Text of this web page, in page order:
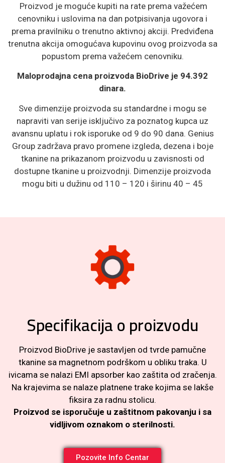
Proizvod je moguće kupiti na rate prema važećem
cenovniku i uslovima na dan potpisivanja ugovora i
prema pravilniku o trenutno aktivnoj akciji. Predviđena
trenutna akcija omogućava kupovinu ovog proizvoda sa
popustom prema važećem cenovniku.
Maloprodajna cena proizvoda BioDrive je 94.392
dinara.
Sve dimenzije proizvoda su standardne i mogu se
napraviti van serije isključivo za poznatog kupca uz
avansnu uplatu i rok isporuke od 9 do 90 dana. Genius
Group zadržava pravo promene izgleda, dezena i boje
tkanine na prikazanom proizvodu u zavisnosti od
dostupne tkanine u proizvodnji. Dimenzije proizvoda
mogu biti u dužinu od 110 – 120 i širinu 40 – 45
Specifikacija o proizvodu
Proizvod BioDrive je sastavljen od tvrde pamučne
tkanine sa magnetnom podrškom u obliku traka. U
ivicama se nalazi EMI apsorber kao zaštita od zračenja.
Na krajevima se nalaze platnene trake kojima se lakše
fiksira za radnu stolicu.
Proizvod se isporučuje u zaštitnom pakovanju i sa
vidljivom oznakom o sterilnosti.
Pozovite Info Centar